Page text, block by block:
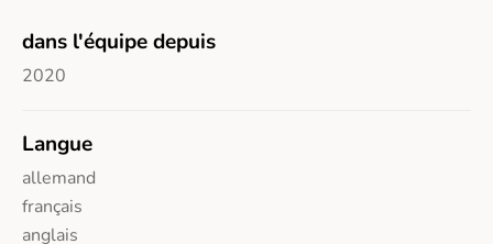
dans l'équipe depuis
2020
Langue
allemand
français
anglais